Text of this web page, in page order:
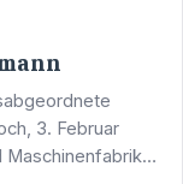
3. Februar
Maschinenfabrik